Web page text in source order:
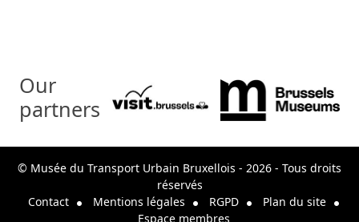
Our
partners
© Musée du Transport Urbain Bruxellois - 2026 - Tous droits
réservés
Contact
Mentions légales RGPD
Plan du site
Espace membres